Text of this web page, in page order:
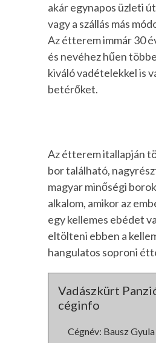
akár egynapos üzleti
vagy a szállás más
Az étterem immár 30
és nevéhez hűen
kiváló vadételekkel is
betérőket.
Az étterem itallapján
bor található,
magyar minőségi
alkalom, amikor az
egy kellemes ebédet
eltölteni ebben a
hangulatos soproni
Vadászkürt
céginfo
Cégnév: Bausz Gyula